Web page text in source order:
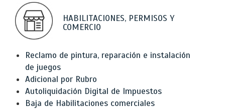
HABILITACIONES, PERMISOS Y
COMERCIO
Reclamo de pintura, reparación e instalación
de juegos
Adicional por Rubro
Autoliquidación Digital de Impuestos
Baja de Habilitaciones comerciales